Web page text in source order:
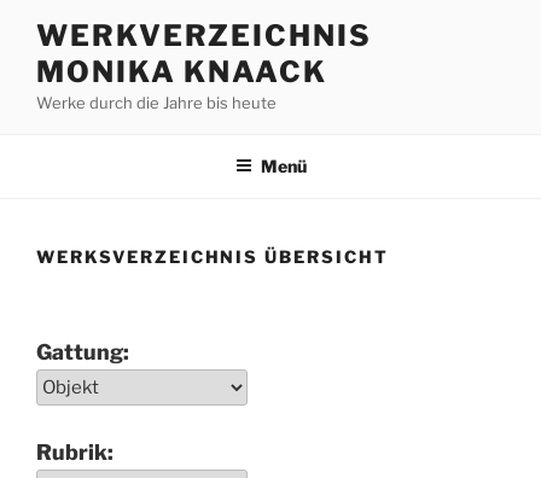
Inhalt
springen
WERKVERZEICHNIS
MONIKA KNAACK
Werke durch die Jahre bis heute
Menü
WERKSVERZEICHNIS ÜBERSICHT
Gattung:
Rubrik: